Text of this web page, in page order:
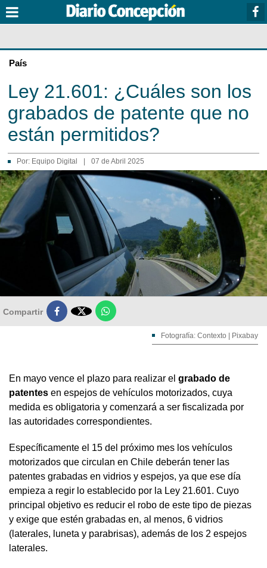
País
Ley 21.601: ¿Cuáles son los
grabados de patente que no
están permitidos?
Por: Equipo Digital 07 de Abril 2025
Compartir 
Fotografía: Contexto | Pixabay
En mayo vence el plazo para realizar el grabado de
patentes en espejos de vehículos motorizados, cuya
medida es obligatoria y comenzará a ser fiscalizada por
las autoridades correspondientes.
Específicamente el 15 del próximo mes los vehículos
motorizados que circulan en Chile deberán tener las
patentes grabadas en vidrios y espejos, ya que ese día
empieza a regir lo establecido por la Ley 21.601. Cuyo
principal objetivo es reducir el robo de este tipo de piezas
y exige que estén grabadas en, al menos, 6 vidrios
(laterales, luneta y parabrisas), además de los 2 espejos
laterales.